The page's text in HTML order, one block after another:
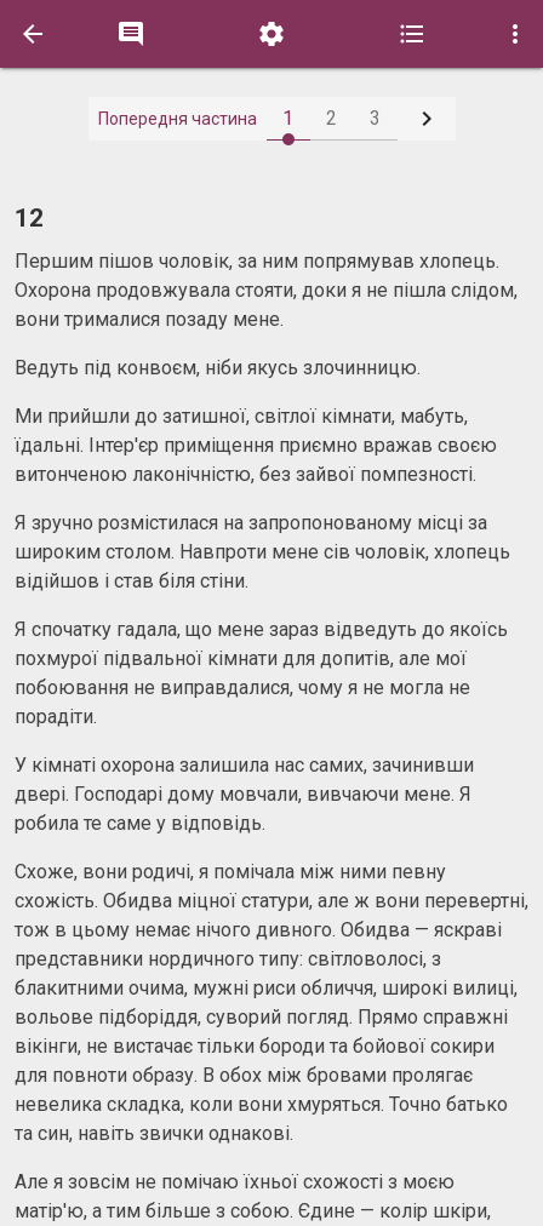
    
Попередня частина 1 2 3 
12
Першим пішов чоловік, за ним попрямував хлопець.
Охорона продовжувала стояти, доки я не пішла слідом,
вони трималися позаду мене.
Ведуть під конвоєм, ніби якусь злочинницю.
Ми прийшли до затишної, світлої кімнати, мабуть,
їдальні. Інтер'єр приміщення приємно вражав своєю
витонченою лаконічністю, без зайвої помпезності.
Я зручно розмістилася на запропонованому місці за
широким столом. Навпроти мене сів чоловік, хлопець
відійшов і став біля стіни.
Я спочатку гадала, що мене зараз відведуть до якоїсь
похмурої підвальної кімнати для допитів, але мої
побоювання не виправдалися, чому я не могла не
порадіти.
У кімнаті охорона залишила нас самих, зачинивши
двері. Господарі дому мовчали, вивчаючи мене. Я
робила те саме у відповідь.
Схоже, вони родичі, я помічала між ними певну
схожість. Обидва міцної статури, але ж вони перевертні,
тож в цьому немає нічого дивного. Обидва — яскраві
представники нордичного типу: світловолосі, з
блакитними очима, мужні риси обличчя, широкі вилиці,
вольове підборіддя, суворий погляд. Прямо справжні
вікінги, не вистачає тільки бороди та бойової сокири
для повноти образу. В обох між бровами пролягає
невелика складка, коли вони хмуряться. Точно батько
та син, навіть звички однакові.
Але я зовсім не помічаю їхньої схожості з моєю
матір'ю, а тим більше з собою. Єдине — колір шкіри,